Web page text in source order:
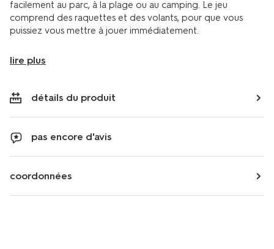
facilement au parc, à la plage ou au camping. Le jeu
comprend des raquettes et des volants, pour que vous
puissiez vous mettre à jouer immédiatement.
lire plus
détails du produit
pas encore d'avis
coordonnées